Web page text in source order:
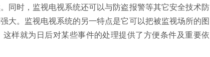
同时，监视电视系统还可以与防盗报警等其它安全技术防
大。监视电视系统的另一特点是它可以把被监视场所的图
样就为日后对某些事件的处理提供了方便条件及重要依